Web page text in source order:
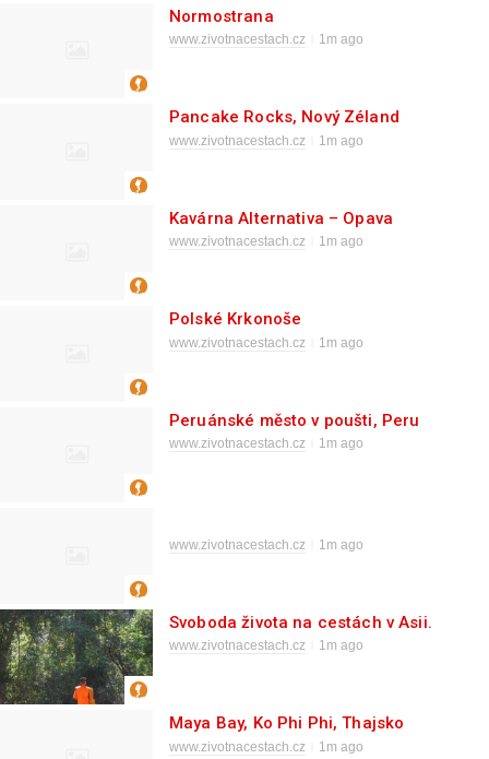
Normostrana
www.zivotnacestach.cz 1m ago
Pancake Rocks, Nový Zéland
www.zivotnacestach.cz 1m ago
Kavárna Alternativa – Opava
www.zivotnacestach.cz 1m ago
Polské Krkonoše
www.zivotnacestach.cz 1m ago
Peruánské město v poušti, Peru
www.zivotnacestach.cz 1m ago
www.zivotnacestach.cz 1m ago
Svoboda života na cestách v Asii.
www.zivotnacestach.cz 1m ago
Maya Bay, Ko Phi Phi, Thajsko
www.zivotnacestach.cz 1m ago